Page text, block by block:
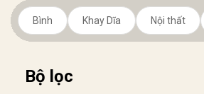
Bình Khay Dĩa Nội thất
Bộ lọc